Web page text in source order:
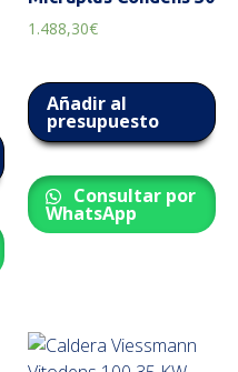
1.488,30€
Añadir al
presupuesto
Consultar por
WhatsApp